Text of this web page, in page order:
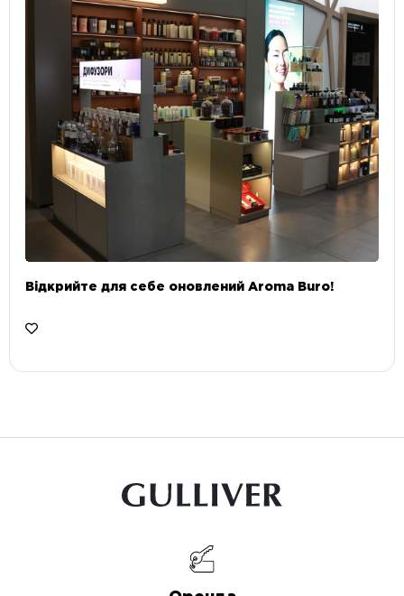
Відкрийте для себе оновлений Aroma Buro! ⠀